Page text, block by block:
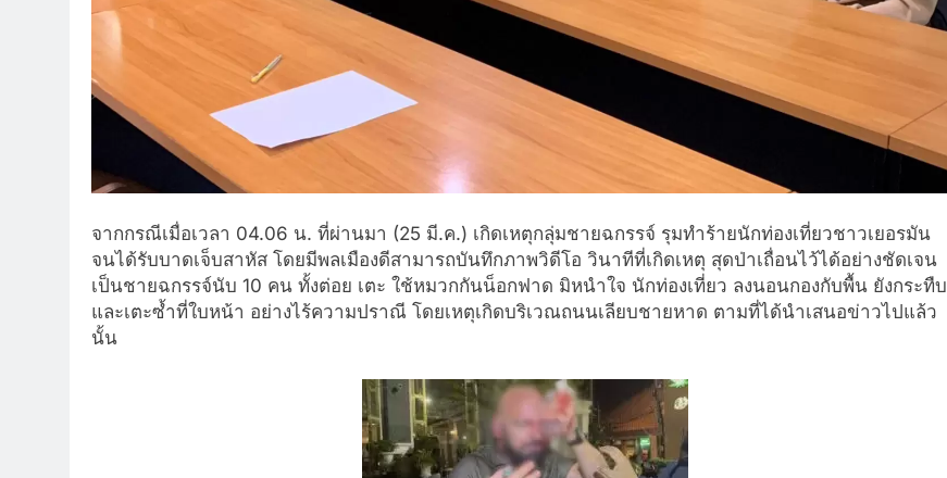
จากกรณีเมื่อเวลา 04.06 น. ที่ผ่านมา (25 มี.ค.) เกิดเหตุกลุ่มชายฉกรรจ์ รุมทำร้ายนักท่องเที่ยวชาวเยอรมัน
จนได้รับบาดเจ็บสาหัส โดยมีพลเมืองดีสามารถบันทึกภาพวิดีโอ วินาทีที่เกิดเหตุ สุดป่าเถื่อนไว้ได้อย่างชัดเจน
เป็นชายฉกรรจ์นับ 10 คน ทั้งต่อย เตะ ใช้หมวกกันน็อกฟาด มิหนำใจ นักท่องเที่ยว ลงนอนกองกับพื้น ยังกระทืบ
และเตะซ้ำที่ใบหน้า อย่างไร้ความปราณี โดยเหตุเกิดบริเวณถนนเลียบชายหาด ตามที่ได้นำเสนอข่าวไปแล้ว
นั้น